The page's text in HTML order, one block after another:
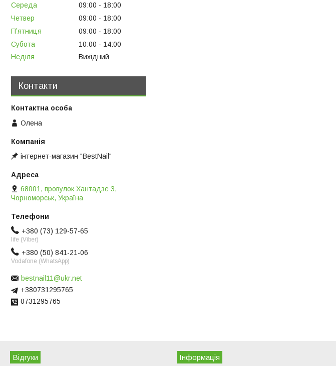
Середа
09:00
18:00
Четвер
09:00
18:00
Пʼятниця
09:00
18:00
Субота
10:00
14:00
Неділя
Вихідний
Контакти
Олена
інтернет-магазин "BestNail"
68001, провулок Хантадзе 3,
Чорноморськ, Україна
+380 (73) 129-57-65
life (Viber)
+380 (50) 841-21-06
Vodafone (WhatsApp)
bestnail11@ukr.net
+380731295765
0731295765
Відгуки Iнформація